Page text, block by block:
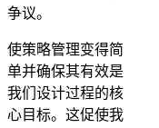
争议。
使策略管理变得简
单并确保其有效是
我们设计过程的核
心目标。这促使我